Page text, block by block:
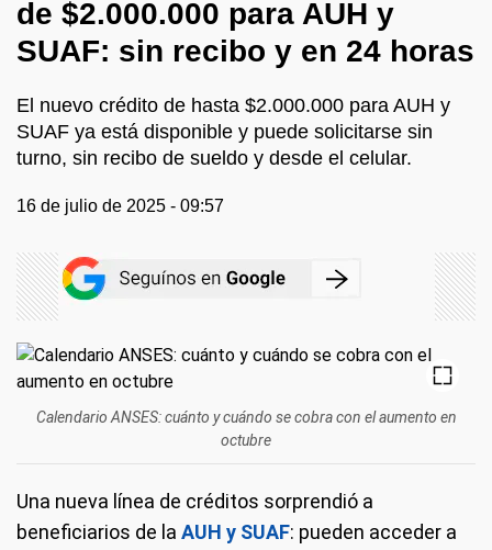
de $2.000.000 para AUH y
SUAF: sin recibo y en 24 horas
El nuevo crédito de hasta $2.000.000 para AUH y
SUAF ya está disponible y puede solicitarse sin
turno, sin recibo de sueldo y desde el celular.
16 de julio de 2025 - 09:57
Calendario ANSES: cuánto y cuándo se cobra con el aumento en
octubre
Una nueva línea de créditos sorprendió a
beneficiarios de la AUH y SUAF: pueden acceder a